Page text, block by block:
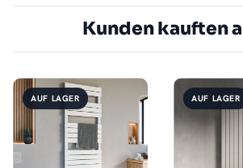
Kunden kauften
AUF LAGER AUF LAGER